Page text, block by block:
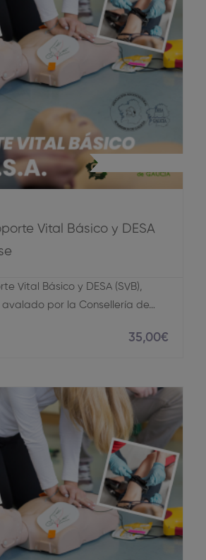
Vital Básico y DESA
Vital Básico y DESA (SVB),
por la Consellería de…
35,00€